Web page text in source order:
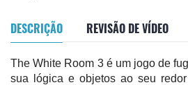
DESCRIÇÃO REVISÃO DE VÍDEO
The White Room 3 é um jogo de
sua lógica e objetos ao seu